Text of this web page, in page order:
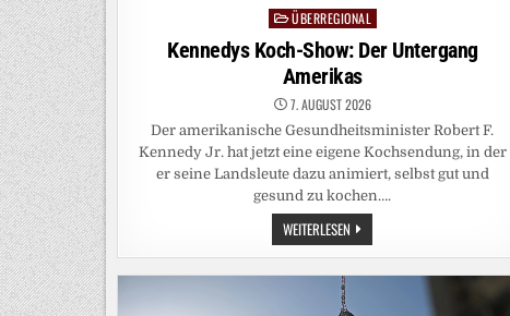
PostedÜBERREGIONAL
Kennedys Koch-Show: Der Untergang
Amerikas
7. AUGUST 2026
Der amerikanische Gesundheitsminister Robert F.
Kennedy Jr. hat jetzt eine eigene Kochsendung, in der
er seine Landsleute dazu animiert, selbst gut und
gesund zu kochen….
WEITERLESEN KENNEDYS
KOCH-
SHOW: